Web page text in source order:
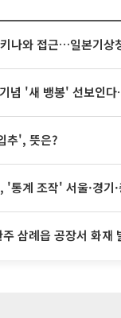
추', 뜻은?
조작' 서울·경기·충북 선관위 등
삼례읍 공장서 화재